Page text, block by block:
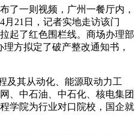
一则视频，广州一餐厅内，
21日，记者实地走访该门
起了红色围栏线。商场办理部
方拟定了破产整改通知书，
其从动化、能源取动力工
、中石油、中石化、核电集团
学院为行业对口院校，国企就